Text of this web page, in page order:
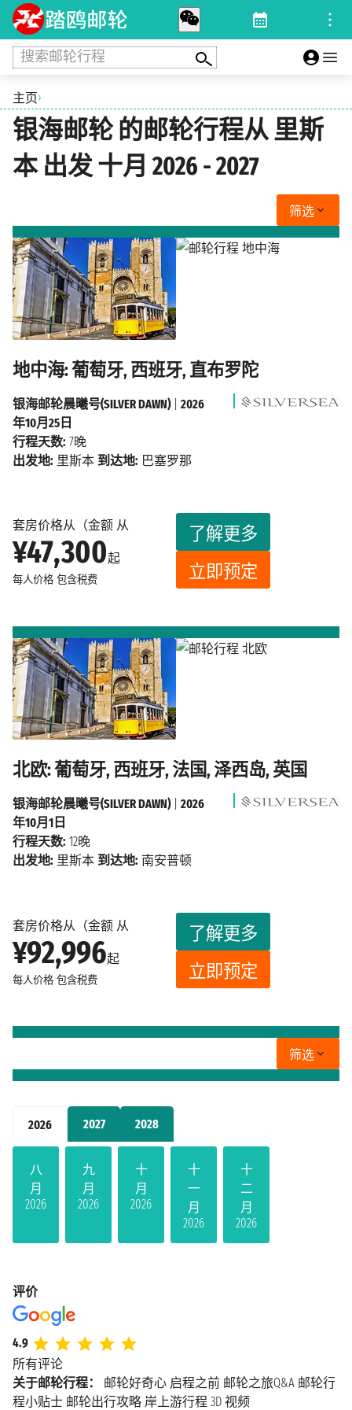
搜索邮轮行程
主页›
银海邮轮 的邮轮行程从 里斯
本 出发 十月 2026 - 2027
2026 2027 2028
八
月
2026
九
月
2026
十
月
2026
十
一
月
2026
十
二
月
2026
筛选
地中海: 葡萄牙, 西班牙, 直布罗陀
套房价格从（金额 从
¥47,300起
每人价格 包含税费
了解更多
立即预定
银海邮轮晨曦号(SILVER DAWN)| 2026
年10月25日
行程天数: 7晚
出发地: 里斯本 到达地: 巴塞罗那
北欧: 葡萄牙, 西班牙, 法国, 泽西岛, 英国
套房价格从（金额 从
¥92,996起
每人价格 包含税费
了解更多
立即预定
银海邮轮晨曦号(SILVER DAWN)| 2026
年10月1日
行程天数: 12晚
出发地: 里斯本 到达地: 南安普顿
筛选
评价
4.9
所有评论
关于邮轮行程：
邮轮好奇心 启程之前 邮轮之旅Q&A 邮轮行
程小贴士 邮轮出行攻略 岸上游行程 3D 视频